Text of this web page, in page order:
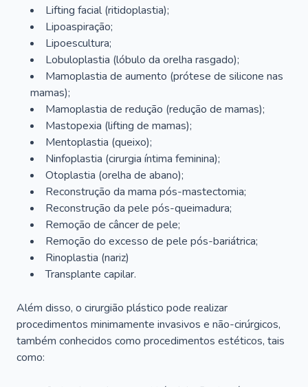
Lifting facial (ritidoplastia);
Lipoaspiração;
Lipoescultura;
Lobuloplastia (lóbulo da orelha rasgado);
Mamoplastia de aumento (prótese de silicone nas
mamas);
Mamoplastia de redução (redução de mamas);
Mastopexia (lifting de mamas);
Mentoplastia (queixo);
Ninfoplastia (cirurgia íntima feminina);
Otoplastia (orelha de abano);
Reconstrução da mama pós-mastectomia;
Reconstrução da pele pós-queimadura;
Remoção de câncer de pele;
Remoção do excesso de pele pós-bariátrica;
Rinoplastia (nariz)
Transplante capilar.
Além disso, o cirurgião plástico pode realizar
procedimentos minimamente invasivos e não-cirúrgicos,
também conhecidos como procedimentos estéticos, tais
como: